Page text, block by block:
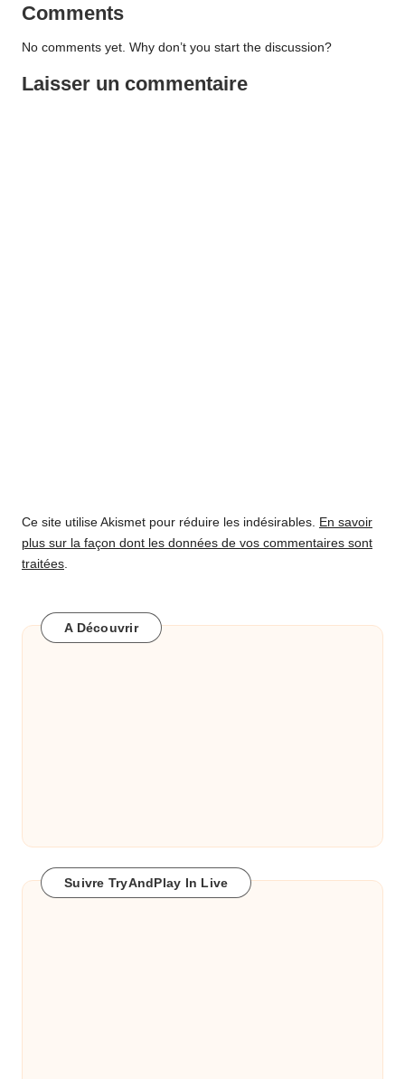
Comments
No comments yet. Why don’t you start the discussion?
Laisser un commentaire
Ce site utilise Akismet pour réduire les indésirables. En savoir
plus sur la façon dont les données de vos commentaires sont
traitées
A Découvrir
Suivre TryAndPlay In Live